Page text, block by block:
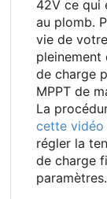
42V ce qui
au plomb.
vie de
pleinement
de charge
MPPT de
La
cette vidéo
régler la
de charge
paramètres.